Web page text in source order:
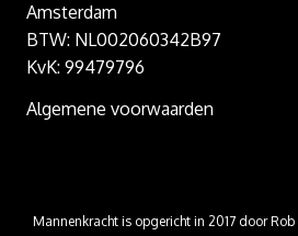
Amsterdam
BTW: NL002060342B97
KvK: 99479796
Algemene voorwaarden
Mannenkracht is opgericht in 2017 door Rob